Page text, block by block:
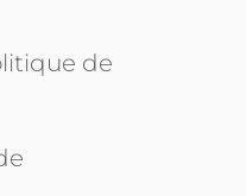
de